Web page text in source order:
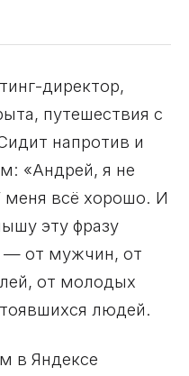
директор,
путешествия с
напротив и
«Андрей, я не
меня всё хорошо. И
эту фразу
— от мужчин, от
от молодых
людей.
в Яндексе